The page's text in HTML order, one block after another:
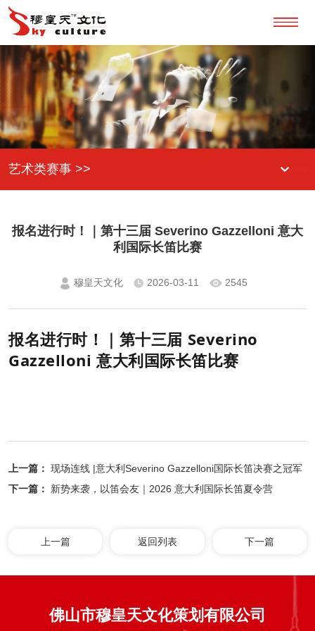
艺术类赛事 >>
报名进行时！｜第十三届 Severino Gazzelloni 意大
利国际长笛比赛
穆皇天文化 2026-03-11 2545
报名进行时！｜第十三届 Severino
Gazzelloni 意大利国际长笛比赛
上一篇： 现场连线 |意大利Severino Gazzelloni国际长笛决赛之冠军
乐章
下一篇： 新势来袭，以笛会友｜2026 意大利国际长笛夏令营
上一篇 返回列表 下一篇
佛山市穆皇天文化策划有限公司